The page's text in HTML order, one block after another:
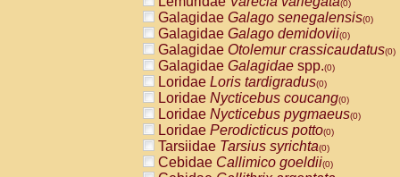
AtelidaeAteles belzebuth(0)
AtelidaeAteles geoffroyi(0)
AtelidaeAteles paniscus(0)
AtelidaeAtelesspp.(0)
Atelidae Lagothrix lagothricha
AtelidaeLagothrix lagothricha cana
PitheciidaeCacajao calvus
PitheciidaeCallicebus cupreus
PitheciidaeCallicebus donacophilus
PitheciidaeCallicebus moloch
(0)
Galagidae Galago senegalensis(0)
Galagidae Galago demidovii(0)
Galagidae Otolemur crassicaudatus(0)
Galagidae Galagidae spp.(0)
Loridae Loris tardigradus(0)
Loridae Nycticebus coucang(0)
Loridae Nycticebus pygmaeus(0)
Loridae Perodicticus potto(0)
Tarsiidae Tarsius syrichta(0)
Cebidae Callimico goeldii(0)